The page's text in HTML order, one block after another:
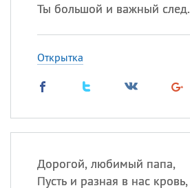
Ты большой и важный след.
Открытка
Дорогой, любимый папа,
Пусть и разная в нас кровь,